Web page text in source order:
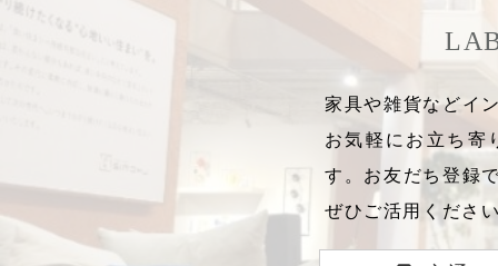
家具や雑貨などイ
お気軽にお立ち寄
す。お友だち登録
ぜひご活用くださ